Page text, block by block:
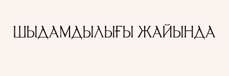
ШЫДАМДЫЛЫҒЫ ЖАЙЫНДА